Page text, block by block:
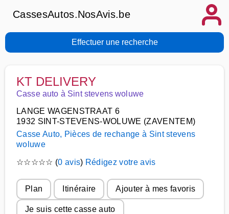
CassesAutos.NosAvis.be
Effectuer une recherche
KT DELIVERY
Casse auto à Sint stevens woluwe
LANGE WAGENSTRAAT 6
1932 SINT-STEVENS-WOLUWE (ZAVENTEM)
Casse Auto, Pièces de rechange à Sint stevens
woluwe
☆☆☆☆☆ (0 avis) Rédigez votre avis
Plan Itinéraire Ajouter à mes favoris
Je suis cette casse auto